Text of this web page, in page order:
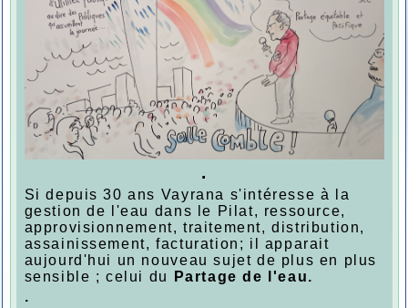
.
Si depuis 30 ans Vayrana s'intéresse à la
gestion de l'eau dans le Pilat, ressource,
approvisionnement, traitement, distribution,
assainissement, facturation; il apparait
aujourd'hui un nouveau sujet de plus en plus
sensible ; celui du
Partage de l'eau.
.